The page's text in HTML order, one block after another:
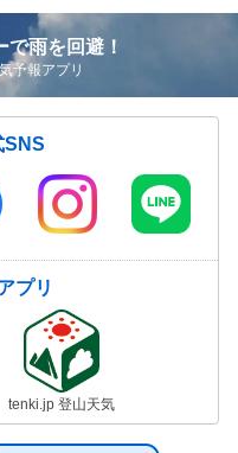
で雨を回避！
予報アプリ
プリ
tenki.jp 登山天気